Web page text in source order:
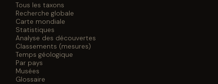
Tous les taxons
Recherche globale
Carte mondiale
Statistiques
Analyse des découvertes
Classements (mesures)
Temps géologique
Par pays
Musées
Glossaire